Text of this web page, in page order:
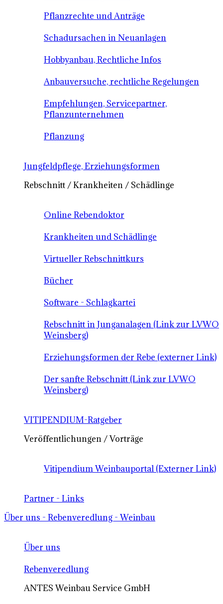
Pflanzrechte und Anträge
Schadursachen in Neuanlagen
Hobbyanbau, Rechtliche Infos
Anbauversuche, rechtliche Regelungen
Empfehlungen, Servicepartner,
Pflanzunternehmen
Pflanzung
Jungfeldpflege, Erziehungsformen
Rebschnitt / Krankheiten / Schädlinge
Online Rebendoktor
Krankheiten und Schädlinge
Virtueller Rebschnittkurs
Bücher
Software - Schlagkartei
Rebschnitt in Junganalagen (Link zur LVWO
Weinsberg)
Erziehungsformen der Rebe (externer Link)
Der sanfte Rebschnitt (Link zur LVWO
Weinsberg)
VITIPENDIUM-Ratgeber
Veröffentlichungen / Vorträge
Vitipendium Weinbauportal (Externer Link)
Partner - Links
Über uns - Rebenveredlung - Weinbau
Über uns
Rebenveredlung
ANTES Weinbau Service GmbH